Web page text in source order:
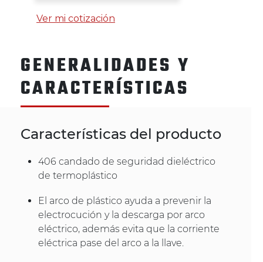
Ver mi cotización
GENERALIDADES Y
CARACTERÍSTICAS
Características del producto
406 candado de seguridad dieléctrico
de termoplástico
El arco de plástico ayuda a prevenir la
electrocución y la descarga por arco
eléctrico, además evita que la corriente
eléctrica pase del arco a la llave.